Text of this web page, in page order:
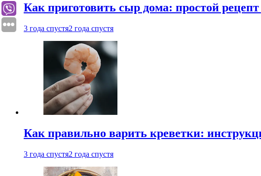
Как приготовить сыр дома: простой
3 года спустя2 года спустя
Как правильно варить креветки:
3 года спустя2 года спустя